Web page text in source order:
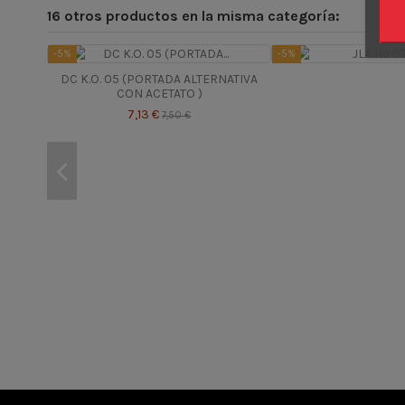
16 otros productos en la misma categoría:
-5%
DC K.O. 05 (PORTADA ALTERNATIVA
CON ACETATO )
7,13 € 7,50 €
-5%